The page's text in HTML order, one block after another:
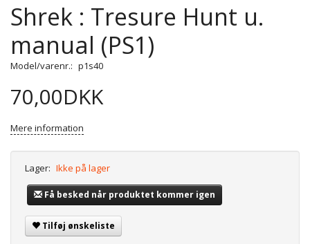
Shrek : Tresure Hunt u.
manual (PS1)
Model/varenr.: p1s40
70,00DKK
Mere information
Lager: Ikke på lager
Få besked når produktet kommer igen
Tilføj ønskeliste